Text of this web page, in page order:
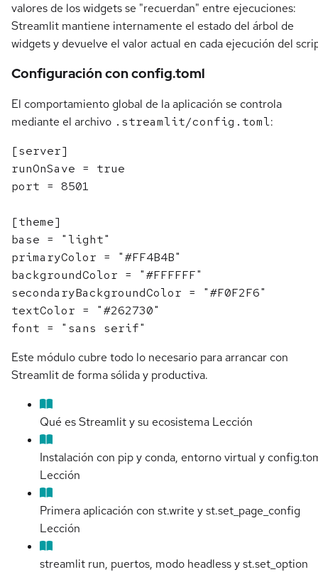
valores de los widgets se "recuerdan" entre ejecuciones:
Streamlit mantiene internamente el estado del árbol de
widgets y devuelve el valor actual en cada ejecución del
Configuración con config.toml
El comportamiento global de la aplicación se controla
mediante el archivo .streamlit/config.toml:
[server]
runOnSave = true
port = 8501
[theme]
base = "light"
primaryColor = "#FF4B4B"
backgroundColor = "#FFFFFF"
secondaryBackgroundColor = "#F0F2F6"
textColor = "#262730"
Este módulo cubre todo lo necesario para arrancar con
Streamlit de forma sólida y productiva.
Qué es Streamlit y su ecosistema Lección
Instalación con pip y conda, entorno virtual y
Lección
Primera aplicación con st.write y st.set_page_config
Lección
streamlit run, puertos, modo headless y st.set_option